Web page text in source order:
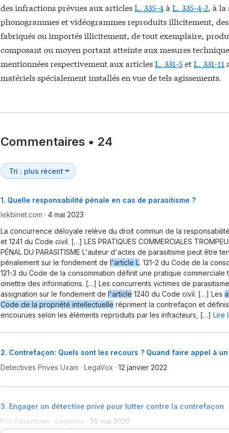
des infractions prévues aux articlesL. 335-4à L. 335-4-2, à la
phonogrammes et vidéogrammes reproduits illicitement,
fabriqués ou importés illicitement, de tout exemplaire,
composant ou moyen portant atteinte aux mesures
mentionnées respectivement aux articlesL. 331-5etL. 331-11
matériels spécialement installés en vue de tels agissements.
Commentaires • 24
1. Quelle responsabilité pénale en cas de parasitisme ?
lekbinet.com · 4 mai 2023
La concurrence déloyale relève du droit commun de la
et 1241 du Code civil. […] LES PRATIQUES COMMERCIALES
PÉNAL DU PARASITISME L'auteur d'actes de parasitisme peut être
pénalement sur le fondement de l'article L. 121-2 du Code de la
121-3 du Code de la consommation définit une pratique commerciale
omettre des informations. […] Les concurrents victimes de
assignation sur le fondement de l'article 1240 du Code civil. […] Les
Code de la propriété intellectuelle répriment la contrefaçon et
encourues selon les éléments reproduits par les infracteurs, […] Lire
2. Contrefaçon: Quels sont les recours ? Quand faire appel à
Detectives Prives Uxam · LegaVox · 12 janvier 2022
3. Engager un détective privé pour lutter contre la contrefaçon
Fox Détectives · LegaVox · 29 mai 2020